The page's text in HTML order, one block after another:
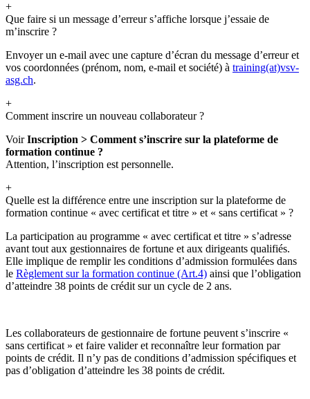
+
Que faire si un message d’erreur s’affiche lorsque j’essaie de
m’inscrire ?
Envoyer un e-mail avec une capture d’écran du message d’erreur et
vos coordonnées (prénom, nom, e-mail et société) à training(at)vsv-
asg.ch.
+
Comment inscrire un nouveau collaborateur ?
VoirInscription > Comment s’inscrire sur la plateforme de
formation continue ?
Attention, l’inscription est personnelle.
+
Quelle est la différence entre une inscription sur la plateforme de
formation continue « avec certificat et titre » et « sans certificat » ?
La participation au programme « avec certificat et titre » s’adresse
avant tout aux gestionnaires de fortune et aux dirigeants qualifiés.
Elle implique de remplir les conditions d’admission formulées dans
le Règlement sur la formation continue (Art.4) ainsi que l’obligation
d’atteindre 38 points de crédit sur un cycle de 2 ans.
Les collaborateurs de gestionnaire de fortune peuvent s’inscrire «
sans certificat » et faire valider et reconnaître leur formation par
points de crédit. Il n’y pas de conditions d’admission spécifiques et
pas d’obligation d’atteindre les 38 points de crédit.